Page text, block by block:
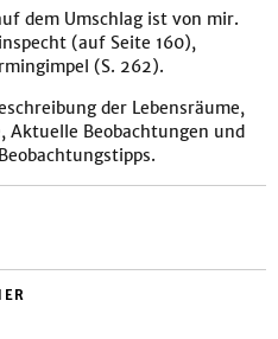
dem Umschlag ist von mir.
(auf Seite 160),
(S. 262).
der Lebensräume,
Aktuelle Beobachtungen und